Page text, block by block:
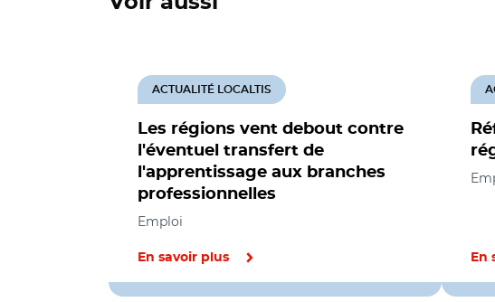
Les régions vent debout contre
l'éventuel transfert de
l'apprentissage aux branches
professionnelles
ACTUALITÉ LOCALTIS
Emploi
En savoir plus En